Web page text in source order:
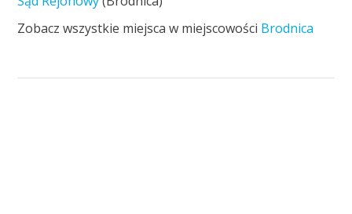
Zobacz wszystkie miejsca w miejscowości Brodnica